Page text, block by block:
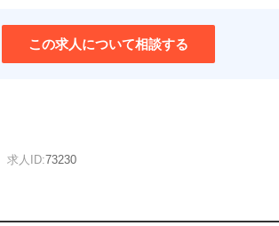
この求人について相談する
求人ID:73230